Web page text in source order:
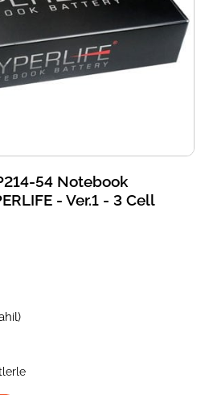
54 Notebook
- Ver.1 - 3 Cell